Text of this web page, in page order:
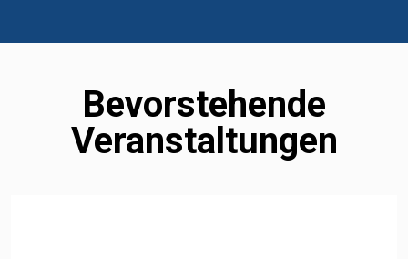
Bevorstehende
Veranstaltungen